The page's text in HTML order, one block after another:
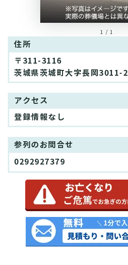
1 / 1
住所
〒311-3116
茨城県茨城町大字長岡3011-2
アクセス
登録情報なし
参列のお問合せ
0292927379